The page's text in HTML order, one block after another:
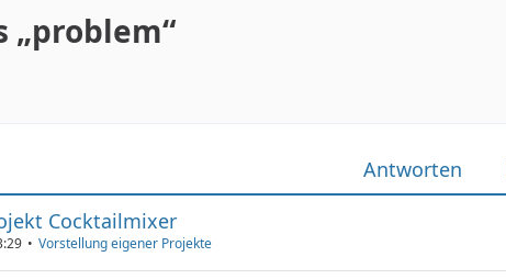
„problem“
Antworten
Cocktailmixer
Vorstellung eigener Projekte